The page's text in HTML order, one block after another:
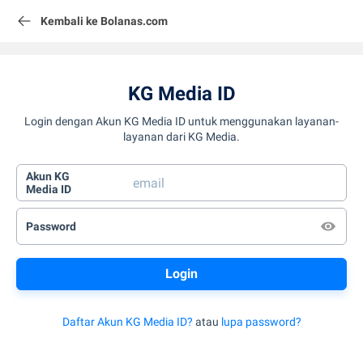
Kembali ke Bolanas.com
KG Media ID
Login dengan Akun KG Media ID untuk menggunakan layanan-
layanan dari KG Media.
Akun KG
Media ID
Password
Daftar Akun KG Media ID? atau lupa password?